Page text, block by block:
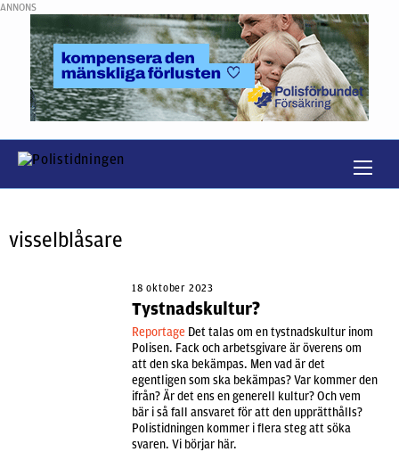
ANNONS
visselblåsare
18 oktober 2023
Tystnadskultur?
Reportage Det talas om en tystnadskultur inom
Polisen. Fack och arbetsgivare är överens om
att den ska bekämpas. Men vad är det
egentligen som ska bekämpas? Var kommer den
ifrån? Är det ens en generell kultur? Och vem
bär i så fall ansvaret för att den upprätthålls?
Polistidningen kommer i flera steg att söka
svaren. Vi börjar här.